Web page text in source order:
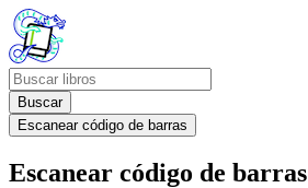
Buscar
Escanear código de barras
Escanear código de barras